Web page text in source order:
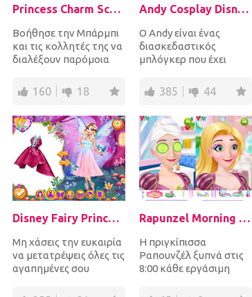
Princess Charm School Bffs
Βοήθησε την Μπάρμπι
και τις κολλητές της να
διαλέξουν παρόμοια
αξεσουάρ σε υπέρ...
160 18
Andy Cosplay Disney Princesses
Ο Andy είναι ένας
διασκεδαστικός
μπλόγκερ που έχει
Θέλει να εκπλήξει τους
οπαδούς τ...
385 44
Disney Fairy Princesses
Μη χάσεις την ευκαιρία
να μετατρέψεις όλες τις
αγαπημένες σου
Disney σε νεράϊδες....
Rapunzel Morning Makeup Fashion
Η πριγκίπισσα
Ραπουνζέλ ξυπνά στις
8:00 κάθε εργάσιμη
προετοιμαστεί για μια